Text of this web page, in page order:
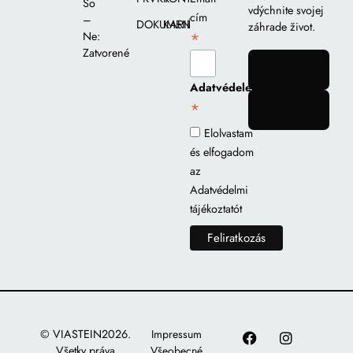
So
–
Ne:
Zatvorené
DOKUMENTY
KARIÉRA
cím
*
Adatvédelem
*
Elolvastam
és elfogadom
az
Adatvédelmi
tájékoztatót
vdýchnite svojej
záhrade život.
© VIASTEIN2026.
Impressum